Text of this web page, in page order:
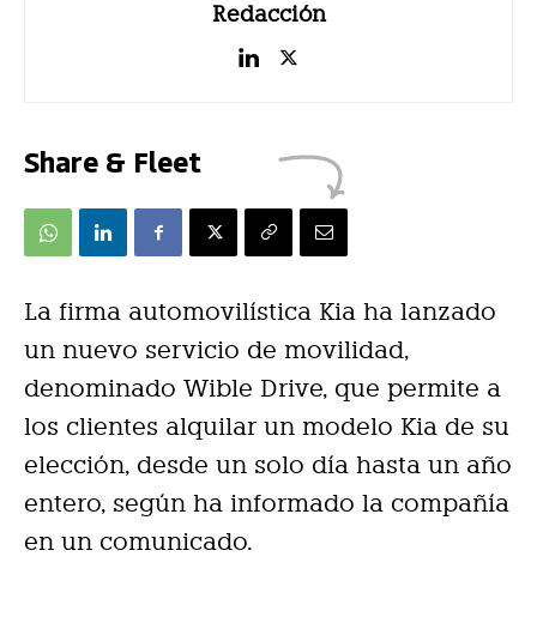
Redacción
Share & Fleet
La firma automovilística Kia ha lanzado
un nuevo servicio de movilidad,
denominado Wible Drive, que permite a
los clientes alquilar un modelo Kia de su
elección, desde un solo día hasta un año
entero, según ha informado la compañía
en un comunicado.